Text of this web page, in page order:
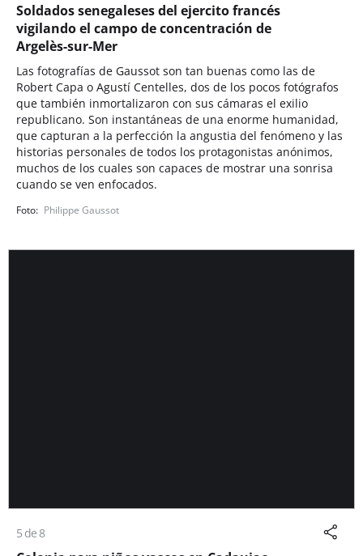
Soldados senegaleses del ejercito francés
vigilando el campo de concentración de
Argelès-sur-Mer
Las fotografías de Gaussot son tan buenas como las de
Robert Capa o Agustí Centelles, dos de los pocos fotógrafos
que también inmortalizaron con sus cámaras el exilio
republicano. Son instantáneas de una enorme humanidad,
que capturan a la perfección la angustia del fenómeno y las
historias personales de todos los protagonistas anónimos,
muchos de los cuales son capaces de mostrar una sonrisa
cuando se ven enfocados.
Philippe Gaussot
5 de 8